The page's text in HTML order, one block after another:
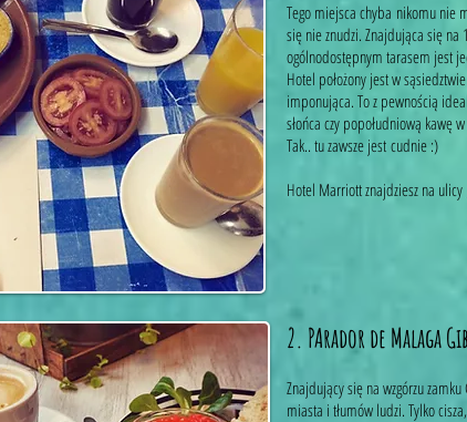
Tego miejsca chyba nikomu nie
się nie znudzi. Znajdująca się
ogólnodostępnym tarasem jest
Hotel położony jest w
imponująca. To z pewnością
słońca czy popołudniową kawę
Tak.. tu zawsze jest cudnie :)
Hotel Marriott znajdziesz na ulicy
2. PArador de Malaga
Znajdujący się na wzgórzu
miasta i tłumów ludzi. Tylko